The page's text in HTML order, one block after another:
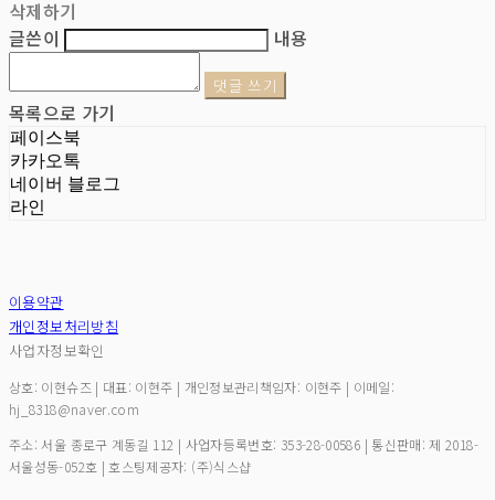
삭제하기
글쓴이
내용
댓글 쓰기
목록으로 가기
페이스북
카카오톡
네이버 블로그
라인
이용약관
개인정보처리방침
사업자정보확인
상호: 이현슈즈 | 대표: 이현주 | 개인정보관리책임자: 이현주 | 이메일:
hj_8318@naver.com
주소: 서울 종로구 계동길 112 | 사업자등록번호: 353-28-00586 | 통신판매:제 2018-
서울성동-052호 | 호스팅제공자: (주)식스샵